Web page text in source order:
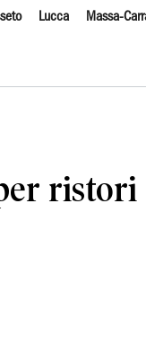
Lucca Massa-
ristori